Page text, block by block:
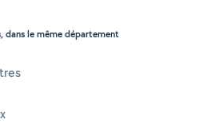
dans le même département